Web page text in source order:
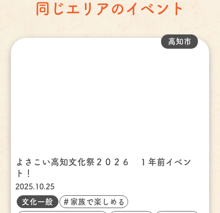
同じエリアのイベント
よさこい高知文化祭２０２６ １年前イベン
ト！
2025.10.25
高知市
文化一般 ＃家族で楽しめる